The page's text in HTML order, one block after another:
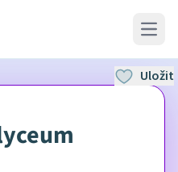
Open
Uložit